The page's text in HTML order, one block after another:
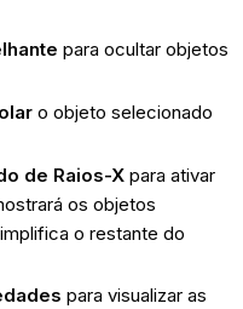
para ocultar objetos
o objeto selecionado
de Raios-Xpara ativar
os objetos
o restante do
para visualizar as